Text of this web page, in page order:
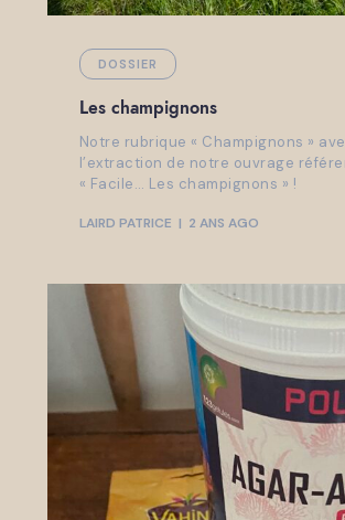
DOSSIER
Les champignons
Notre rubrique « Champignons »
l’extraction de notre ouvrage
« Facile… Les champignons » !
LAIRD PATRICE 2 ANS AGO